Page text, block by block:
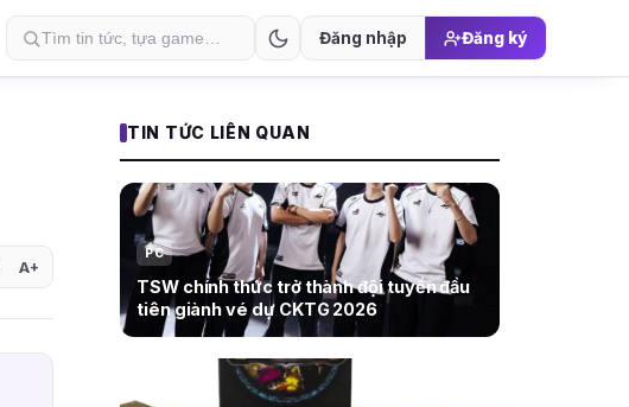
Đăng nhập Đăng ký
A+
TIN TỨC LIÊN QUAN
PC
TSW chính thức trở thành đội tuyển đầu
tiên giành vé dự CKTG 2026